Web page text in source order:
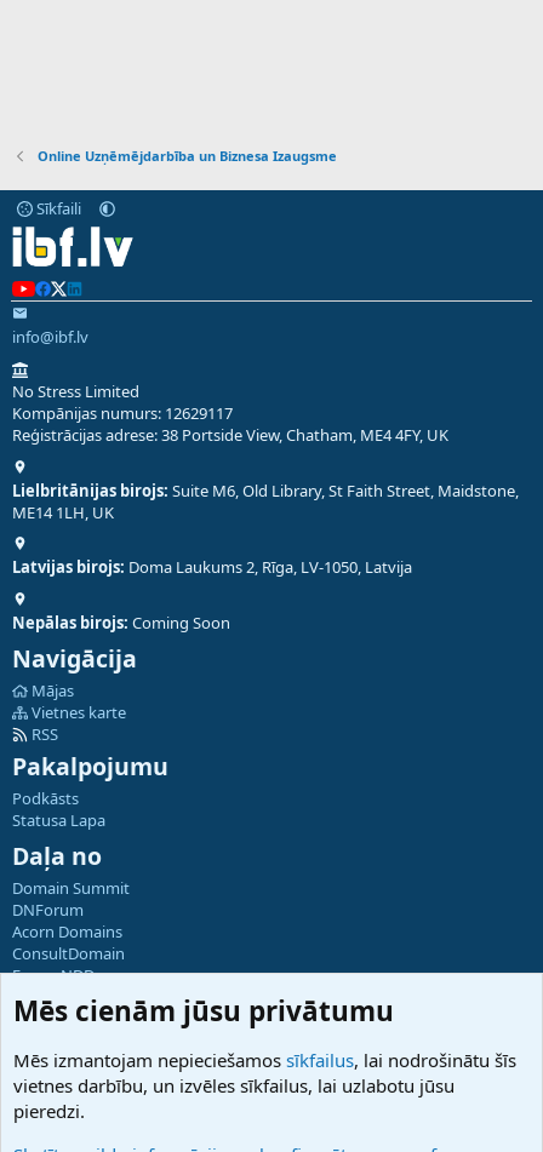
Online Uzņēmējdarbība un Biznesa Izaugsme
Sīkfaili
info@ibf.lv
No Stress Limited
Kompānijas numurs: 12629117
Reģistrācijas adrese: 38 Portside View, Chatham, ME4 4FY, UK
Lielbritānijas birojs: Suite M6, Old Library, St Faith Street, Maidstone,
ME14 1LH, UK
Latvijas birojs: Doma Laukums 2, Rīga, LV-1050, Latvija
Nepālas birojs: Coming Soon
Navigācija
Mājas
Vietnes karte
RSS
Pakalpojumu
Podkāsts
Statusa Lapa
Daļa no
Domain Summit
DNForum
Acorn Domains
ConsultDomain
ForumNDD
Domainforum.ro
27.be
Hostmaria
Atbalsts
Mēs cienām jūsu privātumu
Mēs izmantojam nepieciešamos sīkfailus, lai nodrošinātu šīs
vietnes darbību, un izvēles sīkfailus, lai uzlabotu jūsu
pieredzi.